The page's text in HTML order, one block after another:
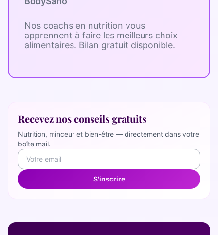
Nos coachs en nutrition vous
apprennent à faire les meilleurs choix
alimentaires. Bilan gratuit disponible.
Recevez nos conseils gratuits
Nutrition, minceur et bien-être — directement dans votre
boîte mail.
S'inscrire